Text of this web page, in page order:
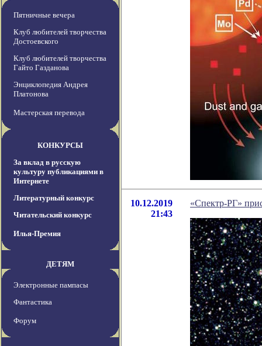
Пятничные вечера
Клуб любителей творчества
Достоевского
Клуб любителей творчества
Гайто Газданова
Энциклопедия Андрея
Платонова
Мастерская перевода
КОНКУРСЫ
За вклад в русскую
культуру публикациями в
Интернете
Литературный конкурс
Читательский конкурс
Илья-Премия
ДЕТЯМ
Электронные пампасы
Фантастика
Форум
10.12.2019
21:43
«Спектр-РГ»